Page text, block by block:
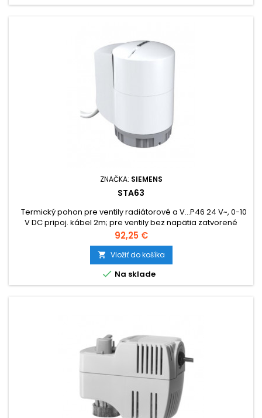
ZNAČKA: SIEMENS
STA63
Termický pohon pre ventily radiátorové a V...P46 24 V~, 0-10
V DC pripoj. kábel 2m; pre ventily bez napätia zatvorené
Cena
92,25 €
 Vložiť do košíka
 Na sklade